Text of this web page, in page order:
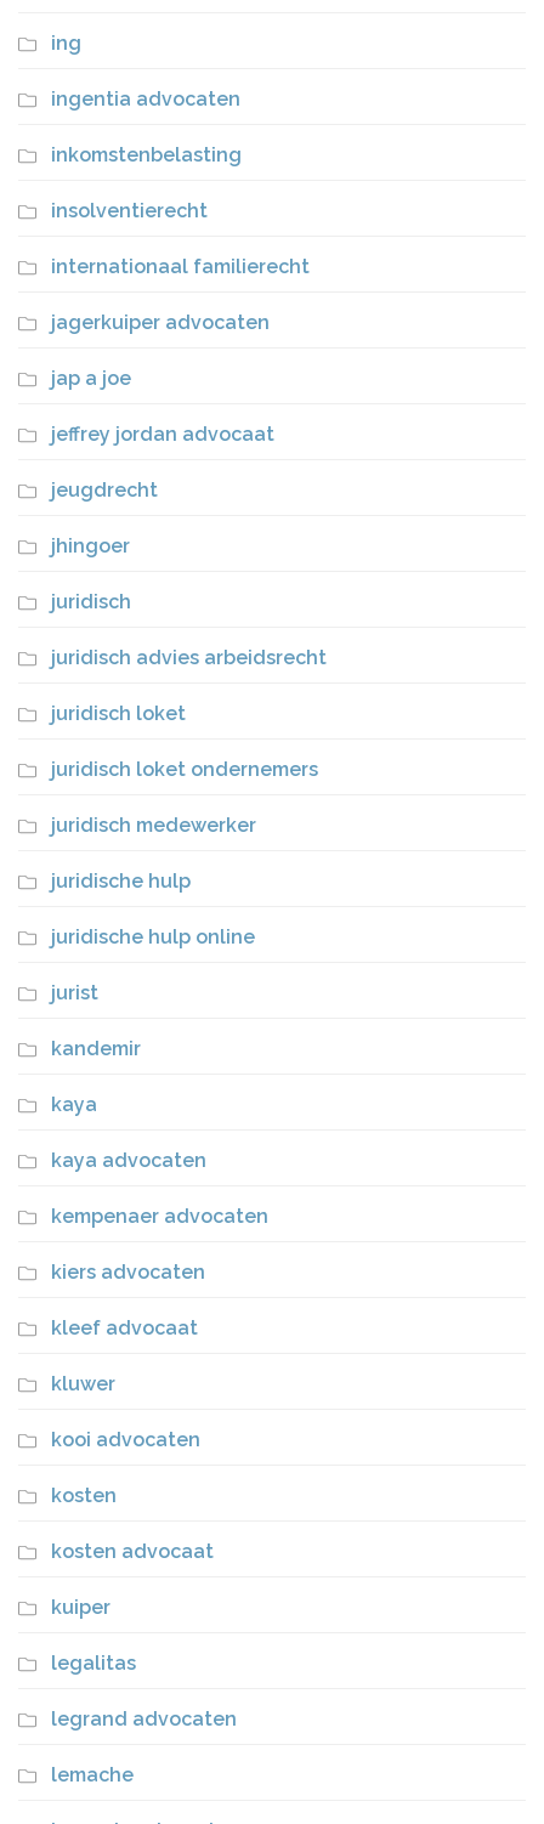
ing
ingentia advocaten
inkomstenbelasting
insolventierecht
internationaal familierecht
jagerkuiper advocaten
jap a joe
jeffrey jordan advocaat
jeugdrecht
jhingoer
juridisch
juridisch advies arbeidsrecht
juridisch loket
juridisch loket ondernemers
juridisch medewerker
juridische hulp
juridische hulp online
jurist
kandemir
kaya
kaya advocaten
kempenaer advocaten
kiers advocaten
kleef advocaat
kluwer
kooi advocaten
kosten
kosten advocaat
kuiper
legalitas
legrand advocaten
lemache